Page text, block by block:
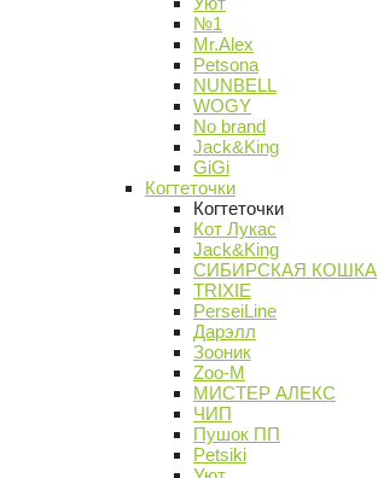
№1
Mr.Alex
Petsona
NUNBELL
WOGY
No brand
Jack&King
GiGi
Когтеточки
Когтеточки
Кот Лукас
Jack&King
СИБИРСКАЯ КОШКА
TRIXIE
PerseiLine
Дарэлл
Зооник
Zoo-M
МИСТЕР АЛЕКС
ЧИП
Пушок ПП
Petsiki